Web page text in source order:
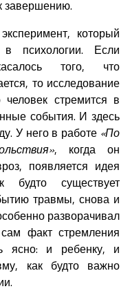
завершению.
который
в психологии. Если
того, что
то исследование
человек стремится в
события. И здесь
У него в работе «По
, когда он
появляется идея
будто существует
травмы, снова и
разворачивал
факт стремления
ясно: и ребенку, и
как будто важно